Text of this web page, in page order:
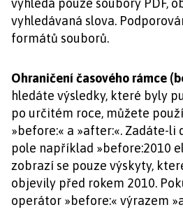
vyhledá pouze soubory PDF,
vyhledávaná slova.
formátů souborů.
Ohraničení časového rámce
hledáte výsledky, které byly
po určitém roce, můžete
»before:« a »after:«. Zadáte-li
pole například »before:2010
zobrazí se pouze výskyty,
objevily před rokem 2010.
operátor »before:« výrazem